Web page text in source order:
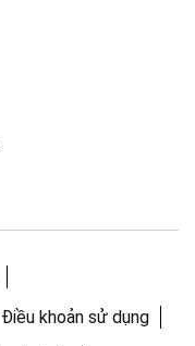
Điều khoản sử dụng